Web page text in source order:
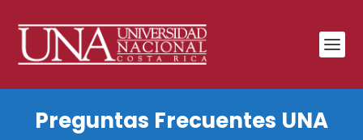
Preguntas Frecuentes UNA